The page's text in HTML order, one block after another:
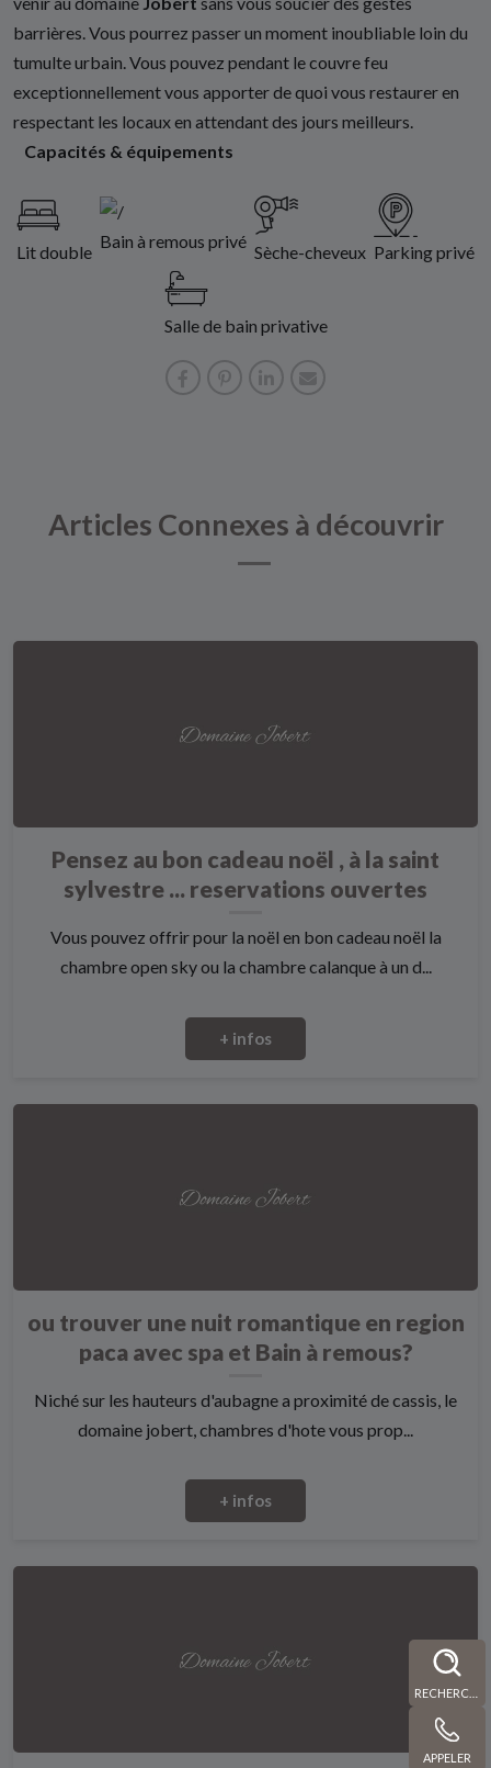
APPELER
barrières. Vous pourrez passer un moment inoubliable loin du
tumulte urbain. Vous pouvez pendant le couvre feu
exceptionnellement vous apporter de quoi vous restaurer en
respectant les locaux en attendant des jours meilleurs.
Capacités & équipements
Lit double
Bain à remous privé
Sèche-cheveux Parking privé
Salle de bain privative
Articles Connexes à découvrir
Pensez au bon cadeau noël , à la saint
sylvestre ... reservations ouvertes
Vous pouvez offrir pour la noël en bon cadeau noël la
chambre open sky ou la chambre calanque à un d...
+ infos
ou trouver une nuit romantique en region
paca avec spa et Bain à remous?
Niché sur les hauteurs d'aubagne a proximité de cassis, le
domaine jobert, chambres d'hote vous prop...
+ infos